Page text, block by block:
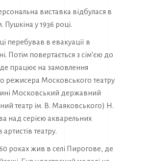
виставка відбулася в
у 1936 році.
перебував в евакуації в
Потім повертається з сім’єю до
працює на замовлення
режисера Московського театру
Московський державний
театр ім. В. Маяковського) Н.
над серією акварельних
артистів театру.
роках жив в селі Пирогове, де